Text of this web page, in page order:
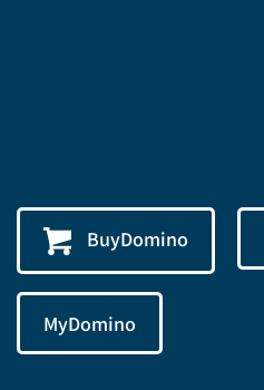
BuyDomino
MyDomino